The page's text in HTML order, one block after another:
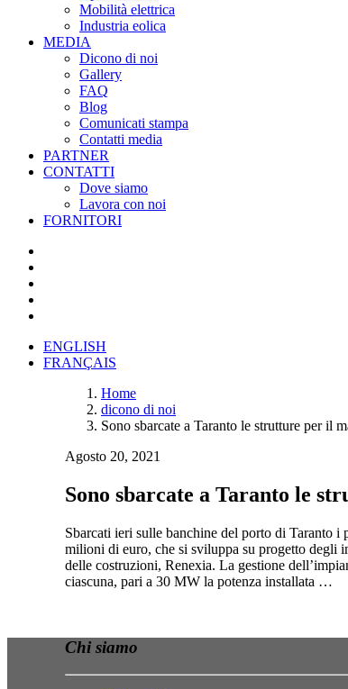
Mobilità elettrica
Industria eolica
MEDIA
Dicono di noi
Gallery
FAQ
Blog
Comunicati stampa
Contatti media
PARTNER
CONTATTI
Dove siamo
Lavora con noi
FORNITORI
ENGLISH
FRANÇAIS
Home
dicono di noi
Sono sbarcate a Taranto le strutture per il
Agosto 20, 2021
Sono sbarcate a Taranto le
Sbarcati ieri sulle banchine del porto di Taranto
milioni di euro, che si sviluppa su progetto degli
delle costruzioni, Renexia. La gestione
ciascuna, pari a 30 MW la potenza installata …
Chi siamo